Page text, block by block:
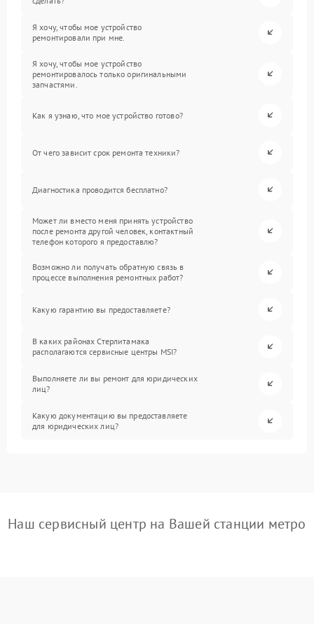
Я хочу, чтобы мое устройство
ремонтировали при мне.
Я хочу, чтобы мое устройство
ремонтировалось только оригинальными
запчастями.
Как я узнаю, что мое устройство готово?
От чего зависит срок ремонта техники?
Диагностика проводится бесплатно?
Может ли вместо меня принять устройство
после ремонта другой человек, контактный
телефон которого я предоставлю?
Возможно ли получать обратную связь в
процессе выполнения ремонтных работ?
Какую гарантию вы предоставляете?
В каких районах Стерлитамака
располагаются сервисные центры MSI?
Выполняете ли вы ремонт для юридических
лиц?
Какую документацию вы предоставляете
для юридических лиц?
Наш сервисный центр на Вашей станции метро